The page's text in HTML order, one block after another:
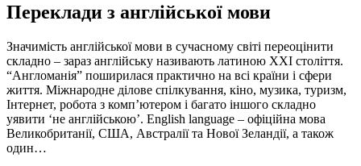
Переклади з англійської мови
Значимість англійської мови в сучасному світі переоцінити
складно – зараз англійську називають латиною XXI століття.
“Англоманія” поширилася практично на всі країни і сфери
життя. Міжнародне ділове спілкування, кіно, музика, туризм,
Інтернет, робота з комп’ютером і багато іншого складно
уявити ‘не англійською’. English language – офіційна мова
Великобританії, США, Австралії та Нової Зеландії, а також
один…